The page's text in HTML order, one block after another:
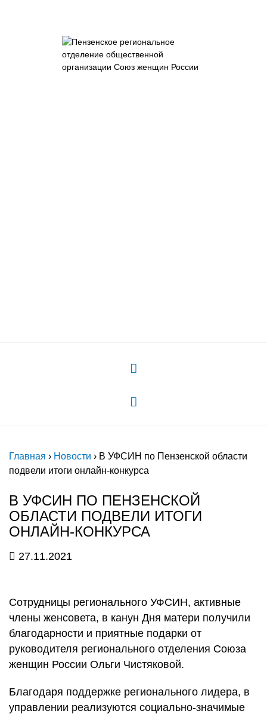
Главная › Новости › В УФСИН по Пензенской области
подвели итоги онлайн-конкурса
В УФСИН ПО ПЕНЗЕНСКОЙ
ОБЛАСТИ ПОДВЕЛИ ИТОГИ
ОНЛАЙН-КОНКУРСА
27.11.2021
Сотрудницы регионального УФСИН, активные
члены женсовета, в канун Дня матери получили
благодарности и приятные подарки от
руководителя регионального отделения Союза
женщин России Ольги Чистяковой.
Благодаря поддержке регионального лидера, в
управлении реализуются социально-значимые